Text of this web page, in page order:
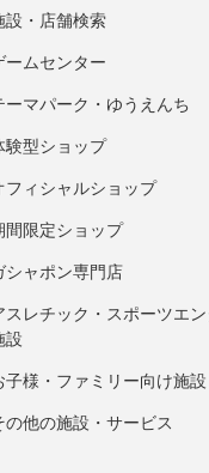
設・店舗検索
ームセンター
ーマパーク・ゆうえんち
験型ショップ
フィシャルショップ
間限定ショップ
シャポン専門店
スレチック・スポーツエン
設
子様・ファミリー向け施設
の他の施設・サービス